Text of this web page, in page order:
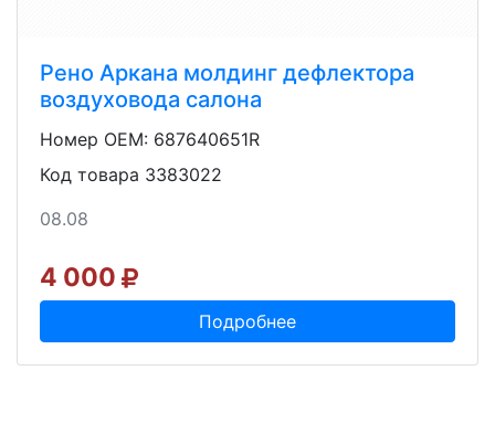
Рено Аркана молдинг дефлектора
воздуховода салона
Номер OEM: 687640651R
Код товара 3383022
08.08
4 000
Подробнее